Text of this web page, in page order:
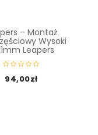
– Montaż
Wysoki
Leapers
94,00zł